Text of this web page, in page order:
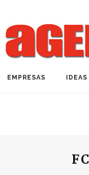
EMPRESAS IDEAS